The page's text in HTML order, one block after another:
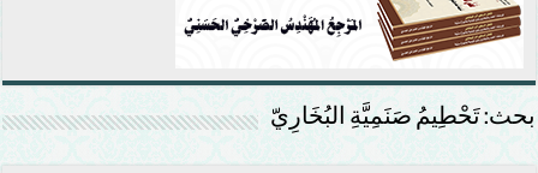
بحث: تَحْطِيمُ صَنَمِيَّةِ البُخَارِيّ